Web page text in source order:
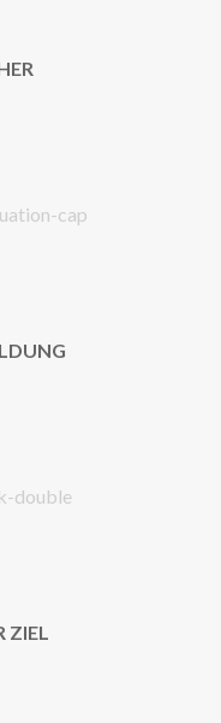
cap
double
ZIEL